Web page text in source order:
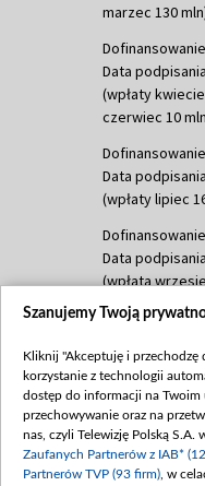
marzec 130
Data
(wpłaty
czerwiec 10
Data
(wpłaty lipiec
Data
(wpłata
Dofinansowanie
(wpłata
mln, listopad
Data
(wpłata
Szanujemy Twoją
Kliknij "Akceptuję i przechodzę
korzystanie z technologii
dostęp do informacji na
przechowywanie oraz na
nas, czyli Telewizję Polską S.A.
Zaufanych Partnerów z IAB*
Partnerów TVP (93 firm) , w